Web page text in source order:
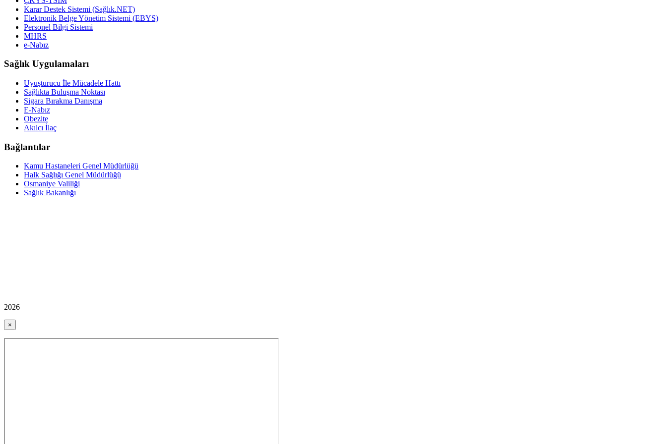
Karar Destek Sistemi (Sağlık.NET)
Elektronik Belge Yönetim Sistemi (EBYS)
Personel Bilgi Sistemi
MHRS
e-Nabız
Sağlık Uygulamaları
Uyuşturucu İle Mücadele Hattı
Sağlıkta Buluşma Noktası
Sigara Bırakma Danışma
E-Nabız
Obezite
Akılcı İlaç
Bağlantılar
Kamu Hastaneleri Genel Müdürlüğü
Halk Sağlığı Genel Müdürlüğü
Osmaniye Valiliği
Sağlık Bakanlığı
2026
×